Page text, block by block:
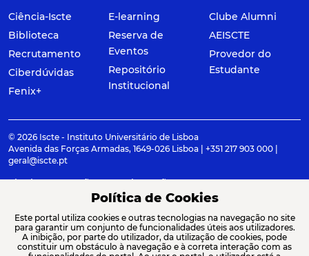
Ciência-Iscte
Biblioteca
Recrutamento
Ciberdúvidas
Fenix+
E-learning
Reserva de
Eventos
Repositório
Institucional
Clube Alumni
AEISCTE
Provedor do
Estudante
© 2026 Iscte - Instituto Universitário de Lisboa
Avenida das Forças Armadas, 1649-026 Lisboa | +351 217 903 000 |
geral@iscte.pt
Elogios, Sugestões e Reclamações
Termos e condições
Canal de denúncia
ACREDITAÇÕES E ASSOCIAÇÕES
Política de Cookies
Este portal utiliza cookies e outras tecnologias na navegação no site
para garantir um conjunto de funcionalidades úteis aos utilizadores.
A inibição, por parte do utilizador, da utilização de cookies, pode
constituir um obstáculo à navegação e à correta interação com as